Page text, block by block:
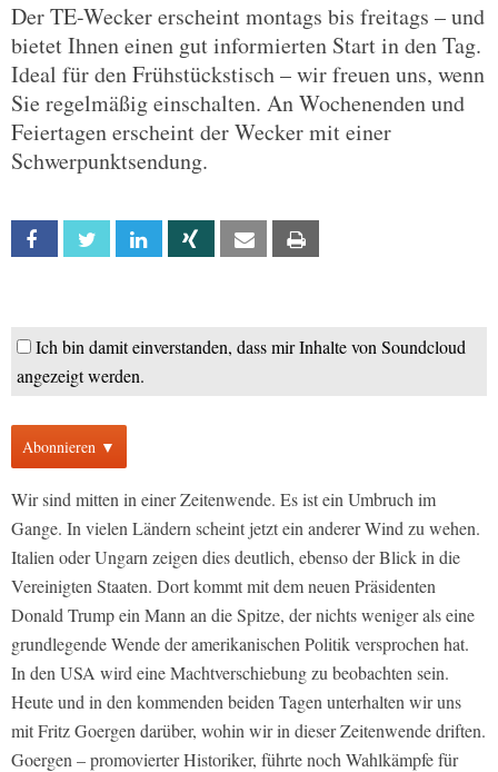
Der TE-Wecker erscheint montags bis freitags – und
bietet Ihnen einen gut informierten Start in den Tag.
Ideal für den Frühstückstisch – wir freuen uns, wenn
Sie regelmäßig einschalten. An Wochenenden und
Feiertagen erscheint der Wecker mit einer
Schwerpunktsendung.
Facebook Twitter Linkedin Xing Email
Ich bin damit einverstanden, dass mir Inhalte von Soundcloud
angezeigt werden.
Abonnieren ▼
Wir sind mitten in einer Zeitenwende. Es ist ein Umbruch im
Gange. In vielen Ländern scheint jetzt ein anderer Wind zu wehen.
Italien oder Ungarn zeigen dies deutlich, ebenso der Blick in die
Vereinigten Staaten. Dort kommt mit dem neuen Präsidenten
Donald Trump ein Mann an die Spitze, der nichts weniger als eine
grundlegende Wende der amerikanischen Politik versprochen hat.
In den USA wird eine Machtverschiebung zu beobachten sein.
Heute und in den kommenden beiden Tagen unterhalten wir uns
mit Fritz Goergen darüber, wohin wir in dieser Zeitenwende driften.
Goergen – promovierter Historiker, führte noch Wahlkämpfe für